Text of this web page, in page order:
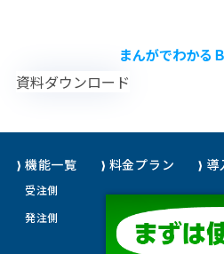
まんがでわかる
資料ダウンロード
機能一覧
受注側
発注側
料金プラン 導